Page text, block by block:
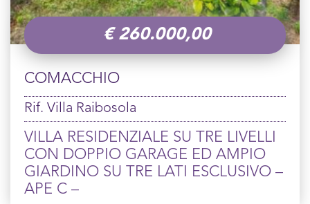
€260.000,00
COMACCHIO
Rif. Villa Raibosola
VILLA RESIDENZIALE SU TRE LIVELLI
CON DOPPIO GARAGE ED AMPIO
GIARDINO SU TRE LATI ESCLUSIVO –
APE C –